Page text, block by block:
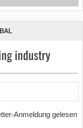
industry
Anmeldung gelesen